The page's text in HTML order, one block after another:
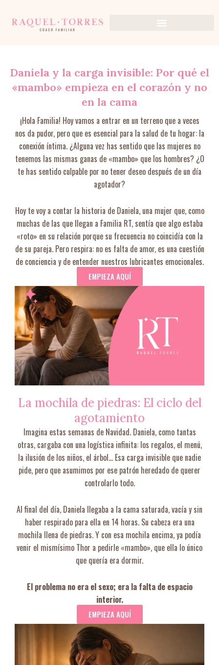
contenido
Daniela y la carga invisible: Por qué el
«mambo» empieza en el corazón y no
en la cama
¡Hola Familia! Hoy vamos a entrar en un terreno que a veces
nos da pudor, pero que es esencial para la salud de tu hogar: la
conexión íntima. ¿Alguna vez has sentido que las mujeres no
tenemos las mismas ganas de «mambo» que los hombres? ¿O
te has sentido culpable por no tener deseo después de un día
agotador?
Hoy te voy a contar la historia de Daniela, una mujer que, como
muchas de las que llegan a Familia RT, sentía que algo estaba
«roto» en su relación porque su frecuencia no coincidía con la
de su pareja. Pero respira: no es falta de amor, es una cuestión
de conciencia y de entender nuestros lubricantes emocionales.
EMPIEZA AQUÍ
La mochila de piedras: El ciclo del
agotamiento
Imagina estas semanas de Navidad. Daniela, como tantas
otras, cargaba con una logística infinita: los regalos, el menú,
la ilusión de los niños, el árbol… Esa carga invisible que nadie
pide, pero que asumimos por ese patrón heredado de querer
controlarlo todo.
Al final del día, Daniela llegaba a la cama saturada, vacía y sin
haber respirado para ella en 14 horas. Su cabeza era una
mochila llena de piedras. Y con esa mochila encima, ya podía
venir el mismísimo Thor a pedirle «mambo», que ella lo único
que quería era dormir.
El problema no era el sexo; era la falta de espacio
interior.
EMPIEZA AQUÍ